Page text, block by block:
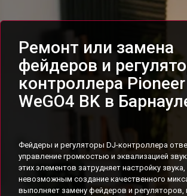
Ремонт или замена
фейдеров и
контроллера
WeGO4 BK в
Фейдеры и регуляторы DJ-контроллера
управление громкостью и эквализацией
этих элементов затрудняет настройку
невозможным создание качественного
выполняет замену фейдеров и